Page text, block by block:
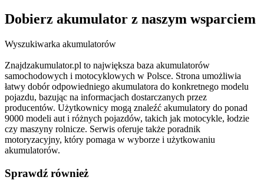
Dobierz akumulator z naszym wsparciem
Wyszukiwarka akumulatorów
Znajdzakumulator.pl to największa baza akumulatorów
samochodowych i motocyklowych w Polsce. Strona umożliwia
łatwy dobór odpowiedniego akumulatora do konkretnego modelu
pojazdu, bazując na informacjach dostarczanych przez
producentów. Użytkownicy mogą znaleźć akumulatory do ponad
9000 modeli aut i różnych pojazdów, takich jak motocykle, łodzie
czy maszyny rolnicze. Serwis oferuje także poradnik
motoryzacyjny, który pomaga w wyborze i użytkowaniu
akumulatorów.
Sprawdź również